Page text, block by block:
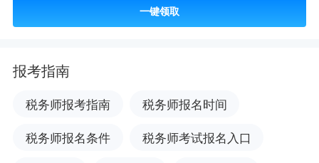
一键领取
报考指南
税务师报考指南
税务师报名时间
税务师报名条件
税务师考试报名入口